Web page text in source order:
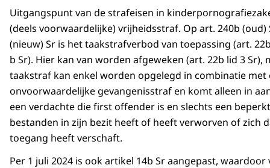
Uitgangspunt van de strafeisen in
(deels voorwaardelijke) vrijheidsstraf. Op art. 240b (oud)
(nieuw) Sr is het taakstrafverbod van toepassing (art.
b Sr). Hier kan van worden afgeweken (art. 22b lid 3 Sr),
taakstraf kan enkel worden opgelegd in combinatie met
onvoorwaardelijke gevangenisstraf en komt alleen in
een verdachte die first offender is en slechts een
bestanden in zijn bezit heeft of heeft verworven of zich
toegang heeft verschaft.
Per 1 juli 2024 is ook artikel 14b Sr aangepast, waardoor